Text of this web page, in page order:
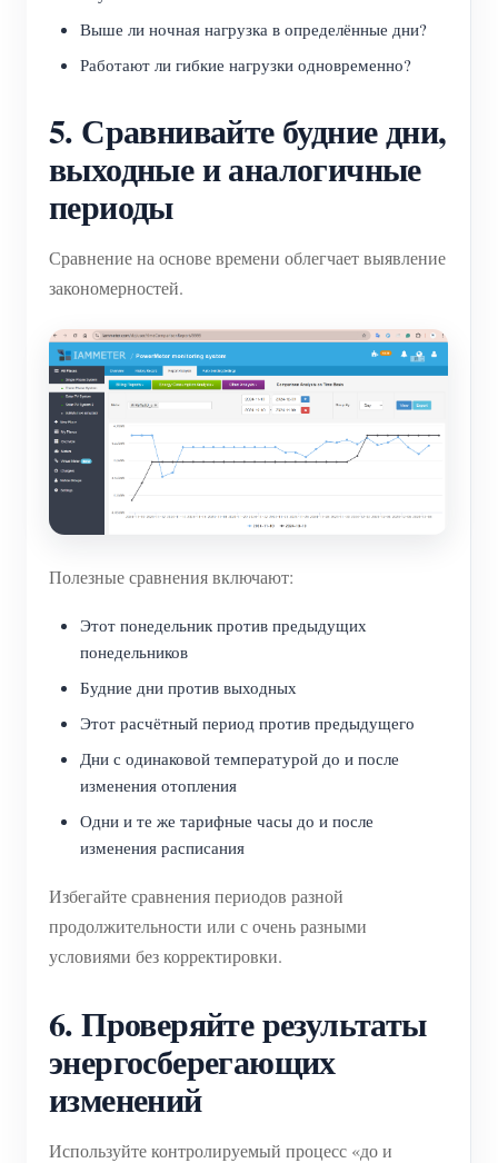
Выше ли ночная нагрузка в определённые дни?
Работают ли гибкие нагрузки одновременно?
5. Сравнивайте будние дни,
выходные и аналогичные
периоды
Сравнение на основе времени облегчает выявление
закономерностей.
Полезные сравнения включают:
Этот понедельник против предыдущих
понедельников
Будние дни против выходных
Этот расчётный период против предыдущего
Дни с одинаковой температурой до и после
изменения отопления
Одни и те же тарифные часы до и после
изменения расписания
Избегайте сравнения периодов разной
продолжительности или с очень разными
условиями без корректировки.
6. Проверяйте результаты
энергосберегающих
изменений
Используйте контролируемый процесс «до и